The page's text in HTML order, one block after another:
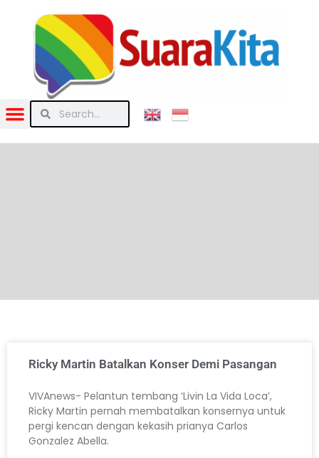
Ricky Martin Batalkan Konser Demi Pasangan
VIVAnews- Pelantun tembang ‘Livin La Vida Loca’,
Ricky Martin pernah membatalkan konsernya untuk
pergi kencan dengan kekasih prianya Carlos
Gonzalez Abella.